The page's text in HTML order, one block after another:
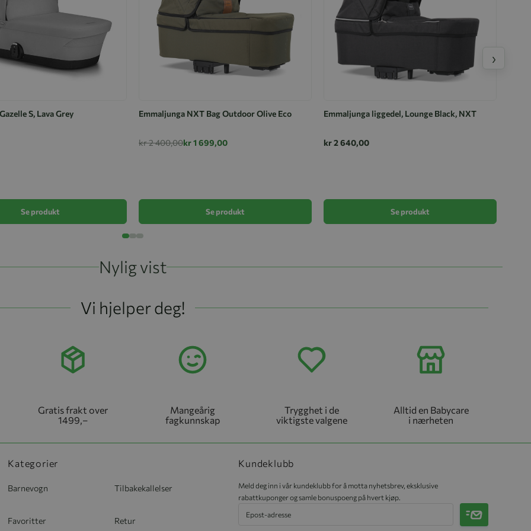
S, Lava Grey
Se produkt
Emmaljunga NXT Bag Outdoor Olive Eco
kr 2 400,00kr 1 699,00
Se produkt
Emmaljunga liggedel, Lounge Black, NXT
kr 2 640,00
Se produkt
›
Nylig vist
Vi hjelper deg!
Gratis frakt over
1499,–
Mangeårig
fagkunnskap
Trygghet i de
viktigste valgene
Alltid en Babycare
i nærheten
Kategorier
Barnevogn Tilbakekallelser
Favoritter Retur
Kundeklubb
Meld deg inn i vår kundeklubb for å motta nyhetsbrev, eksklusive
rabattkuponger og samle bonuspoeng på hvert kjøp.
Meld på